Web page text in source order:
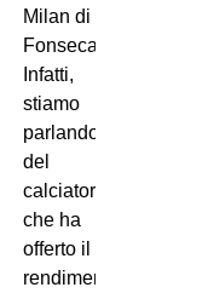
Milan di
Fonseca.
Infatti,
stiamo
parlando
del
calciatore
che ha
offerto il
rendimento